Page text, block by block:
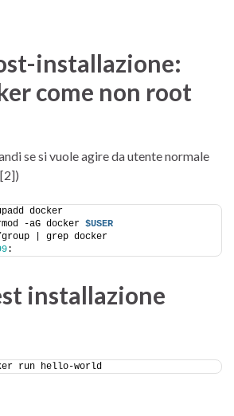
installazione:
come non root
se si vuole agire da utente normale
docker
-aG docker $USER
| grep docker
:
installazione
run hello-world